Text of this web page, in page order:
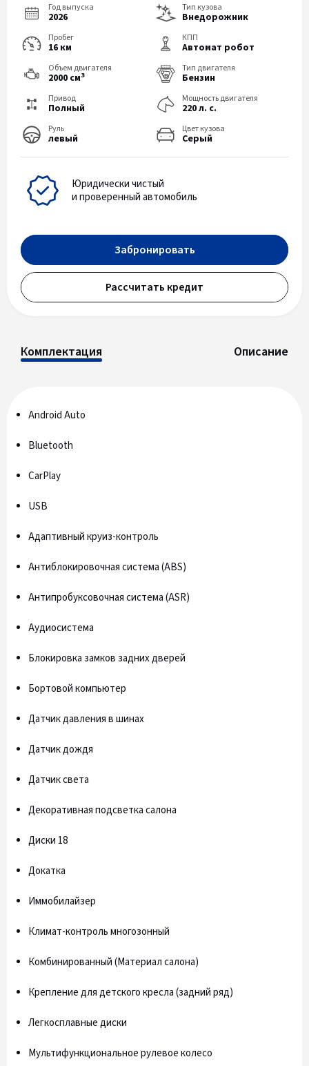
Год выпуска
2026
Тип кузова
Внедорожник
Пробег
16 км
КПП
Автомат робот
Объем двигателя
2000 см3
Тип двигателя
Бензин
Привод
Полный
Мощность двигателя
220 л. с.
Руль
левый
Цвет кузова
Серый
Юридически чистый
и проверенный автомобиль
Забронировать
Рассчитать кредит
Комплектация Описание
Android Auto
Bluetooth
CarPlay
USB
Адаптивный круиз-контроль
Антиблокировочная система (ABS)
Антипробуксовочная система (ASR)
Аудиосистема
Блокировка замков задних дверей
Бортовой компьютер
Датчик давления в шинах
Датчик дождя
Датчик света
Декоративная подсветка салона
Диски 18
Докатка
Иммобилайзер
Климат-контроль многозонный
Комбинированный (Материал салона)
Крепление для детского кресла (задний ряд)
Легкосплавные диски
Мультифункциональное рулевое колесо